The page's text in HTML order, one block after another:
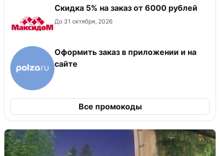
Скидка 5% на заказ от 6000 рублей
До 31 октября, 2026
Оформить заказ в приложении и на
сайте
Все промокоды